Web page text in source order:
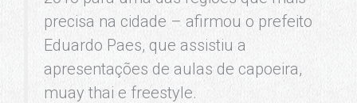
precisa na cidade – afirmou o prefeito
Eduardo Paes, que assistiu a
apresentações de aulas de capoeira,
muay thai e freestyle.